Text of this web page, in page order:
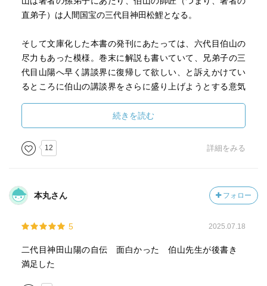
直弟子）は人間国宝の三代目神田松鯉となる。
そして文庫化した本書の発刊にあたっては、六代目伯山の
尽力もあった模様。巻末に解説も書いていて、兄弟子の三
代目山陽へ早く講談界に復帰して欲しい、と訴えかけてい
るところに伯山の講談界をさらに盛り上げようとする意気
続きを読む
12 詳細をみる
本丸さん フォロー
5 2025.07.18
二代目神田山陽の自伝 面白かった 伯山先生が後書き
満足した